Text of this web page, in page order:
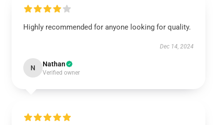
Highly recommended for anyone looking for quality.
Dec 14, 2024
N Nathan
Verified owner